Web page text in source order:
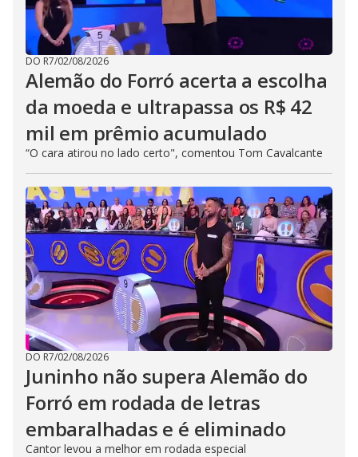
DO R7/02/08/2026
Alemão do Forró acerta a escolha
da moeda e ultrapassa os R$ 42
mil em prêmio acumulado
“O cara atirou no lado certo", comentou Tom Cavalcante
DO R7/02/08/2026
Juninho não supera Alemão do
Forró em rodada de letras
embaralhadas e é eliminado
Cantor levou a melhor em rodada especial